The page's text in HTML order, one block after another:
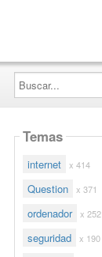
Buscar...
Temas
internet x 414
Question x 371
ordenador x 252
seguridad x 190